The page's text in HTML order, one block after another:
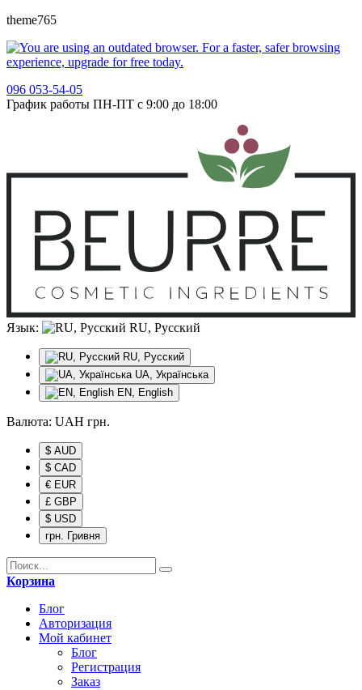
theme765
096 053-54-05
График работы ПН-ПТ с 9:00 до 18:00
Язык: RU, Русский
RU, Русский
UA, Українська
EN, English
Валюта: UAH грн.
$ AUD
$ CAD
€ EUR
£ GBP
$ USD
грн. Гривня
Корзина
Блог
Авторизация
Мой кабинет
Блог
Регистрация
Заказ